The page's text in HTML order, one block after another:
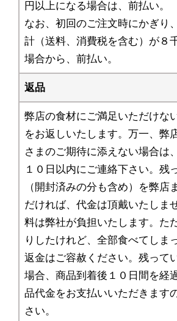
円以上になる場合は、前払い。
なお、初回のご注文時にかぎり
計（送料、消費税を含む）が８
場合から、前払い。
返品
弊店の食材にご満足いただけな
をお返しいたします。万一、弊
さまのご期待に添えない場合は
１０日以内にご連絡下さい。残
（開封済みの分も含め）を弊店
だければ、代金は頂戴いたしま
料は弊社が負担いたします。た
りしたけれど、全部食べてしま
返金はご容赦ください。残って
場合、商品到着後１０日間を経
品代金をお支払いいただきます
さい。